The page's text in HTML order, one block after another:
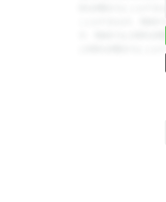
答を閲覧することがで
ことができます。登録
す。登録すると回答を
と回答を閲覧すること